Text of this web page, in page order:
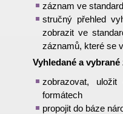
záznam ve
stručný přehled
zobrazit ve
záznamů, které se
Vyhledané a
zobrazovat,
formátech
propojit do báze